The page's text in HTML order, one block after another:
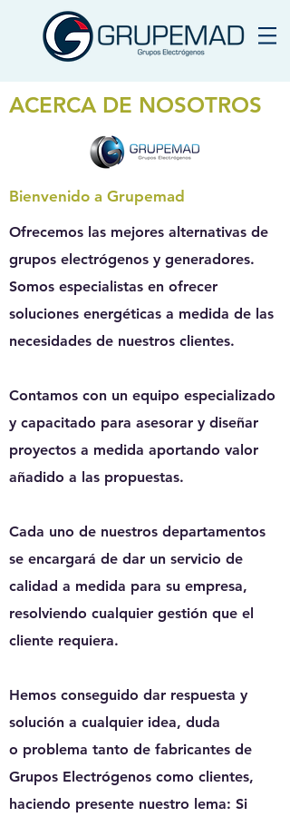
ACERCA DE NOSOTROS
Bienvenido a Grupemad
Ofrecemos las mejores alternativas de
grupos electrógenos y generadores.
Somos especialistas en ofrecer
soluciones energéticas a medida de las
necesidades de nuestros clientes.
Contamos con un equipo especializado
y capacitado para asesorar y diseñar
proyectos a medida aportando valor
añadido a las propuestas.
Cada uno de nuestros departamentos
se encargará de dar un servicio de
calidad a medida para su empresa,
resolviendo cualquier gestión que el
cliente requiera.
Hemos conseguido dar respuesta y
solución a cualquier idea, duda
o problema tanto de fabricantes de
Grupos Electrógenos como clientes,
haciendo presente nuestro lema: Si